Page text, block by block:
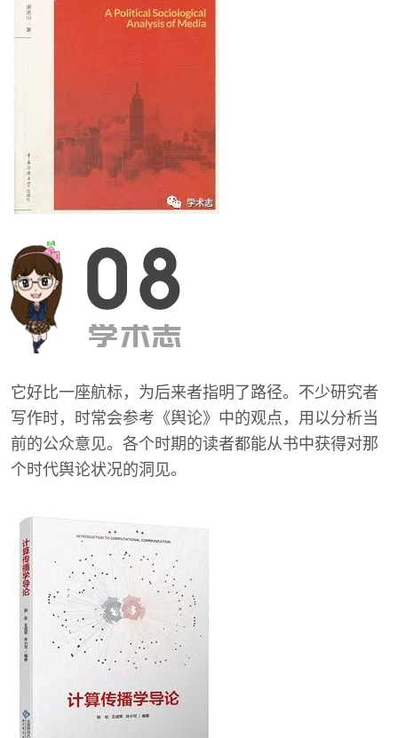
它好比一座航标，为后来者指明了路径。不少研究者
写作时，时常会参考《舆论》中的观点，用以分析当
前的公众意见。各个时期的读者都能从书中获得对那
个时代舆论状况的洞见。